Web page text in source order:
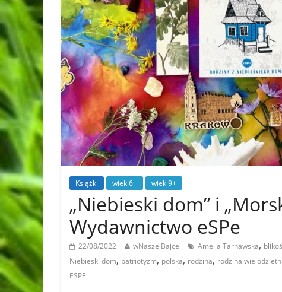
Książki wiek 6+ wiek 9+
„Niebieski dom” i
Wydawnictwo eSPe
22/08/2022 wNaszejBajce Amelia Tarnawska,
Niebieski dom, patriotyzm, polska, rodzina, rodzina
ESPE